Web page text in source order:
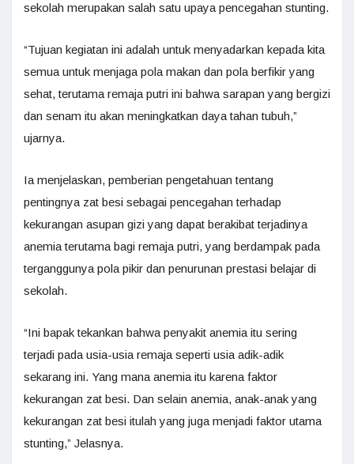
sekolah merupakan salah satu upaya pencegahan stunting.
“Tujuan kegiatan ini adalah untuk menyadarkan kepada kita
semua untuk menjaga pola makan dan pola berfikir yang
sehat, terutama remaja putri ini bahwa sarapan yang bergizi
dan senam itu akan meningkatkan daya tahan tubuh,”
ujarnya.
Ia menjelaskan, pemberian pengetahuan tentang
pentingnya zat besi sebagai pencegahan terhadap
kekurangan asupan gizi yang dapat berakibat terjadinya
anemia terutama bagi remaja putri, yang berdampak pada
terganggunya pola pikir dan penurunan prestasi belajar di
sekolah.
“Ini bapak tekankan bahwa penyakit anemia itu sering
terjadi pada usia-usia remaja seperti usia adik-adik
sekarang ini. Yang mana anemia itu karena faktor
kekurangan zat besi. Dan selain anemia, anak-anak yang
kekurangan zat besi itulah yang juga menjadi faktor utama
stunting,” Jelasnya.